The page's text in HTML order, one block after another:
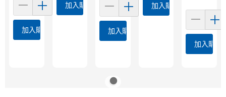
加入購物車
加入購物車
加入購物車
加入購物車
加入購物